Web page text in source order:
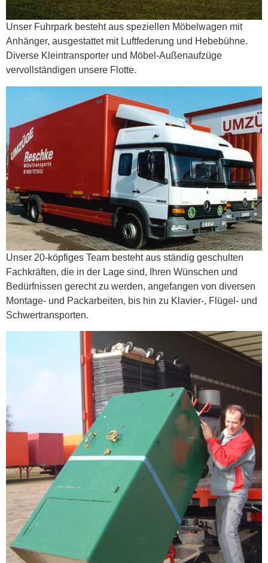
Unser Fuhrpark besteht aus speziellen Möbelwagen mit
Anhänger, ausgestattet mit Luftfederung und Hebebühne.
Diverse Kleintransporter und Möbel-Außenaufzüge
vervollständigen unsere Flotte.
Unser 20-köpfiges Team besteht aus ständig geschulten
Fachkräften, die in der Lage sind, Ihren Wünschen und
Bedürfnissen gerecht zu werden, angefangen von diversen
Montage- und Packarbeiten, bis hin zu Klavier-, Flügel- und
Schwertransporten.